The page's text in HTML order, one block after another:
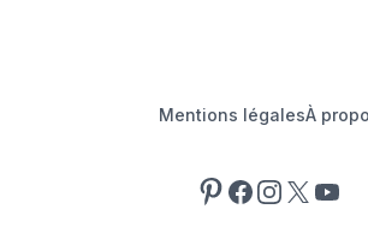
Mentions légalesÀ
Pinterest
Facebook
Instagram
X